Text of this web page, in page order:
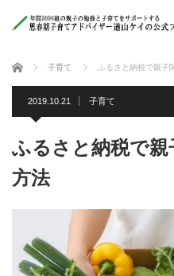
ホーム 子育て ふるさと納税で親子
2019.10.21 子育て
ふるさと納税で
方法